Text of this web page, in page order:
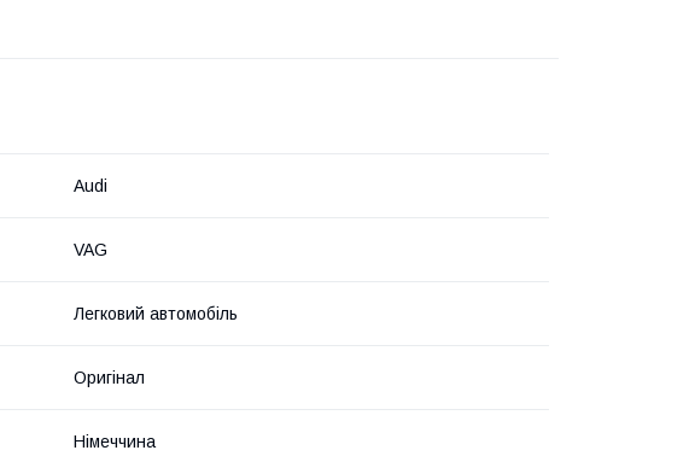
Audi
VAG
Легковий автомобіль
Оригінал
Німеччина